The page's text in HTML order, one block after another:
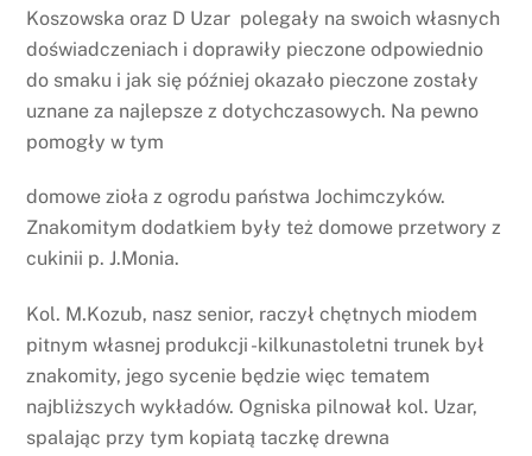
Koszowska oraz D Uzar polegały na swoich własnych
doświadczeniach i doprawiły pieczone odpowiednio
do smaku i jak się później okazało pieczone zostały
uznane za najlepsze z dotychczasowych. Na pewno
pomogły w tym
domowe zioła z ogrodu państwa Jochimczyków.
Znakomitym dodatkiem były też domowe przetwory z
cukinii p. J.Monia.
Kol. M.Kozub, nasz senior, raczył chętnych miodem
pitnym własnej produkcji -kilkunastoletni trunek był
znakomity, jego sycenie będzie więc tematem
najbliższych wykładów. Ogniska pilnował kol. Uzar,
spalając przy tym kopiatą taczkę drewna